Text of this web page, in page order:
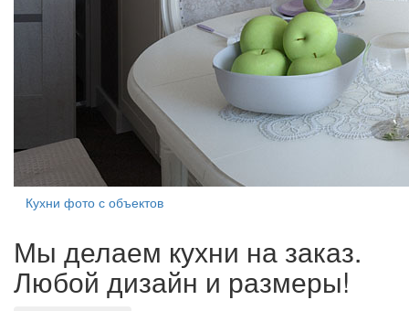
Кухни фото с объектов
Мы делаем кухни на заказ.
Любой дизайн и размеры!